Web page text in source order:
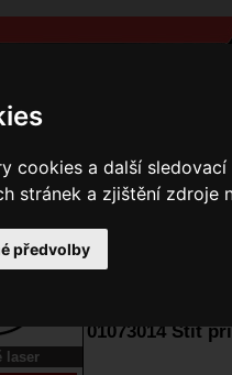
cookies a další
stránek a zjištění zdroje
předvolby
Kontakty
laser
01073014 Štít